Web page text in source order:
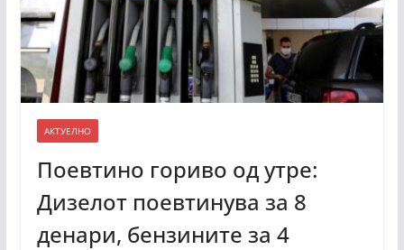
АКТУЕЛНО
Поевтино гориво од утре:
Дизелот поевтинува за 8
денари, бензините за 4